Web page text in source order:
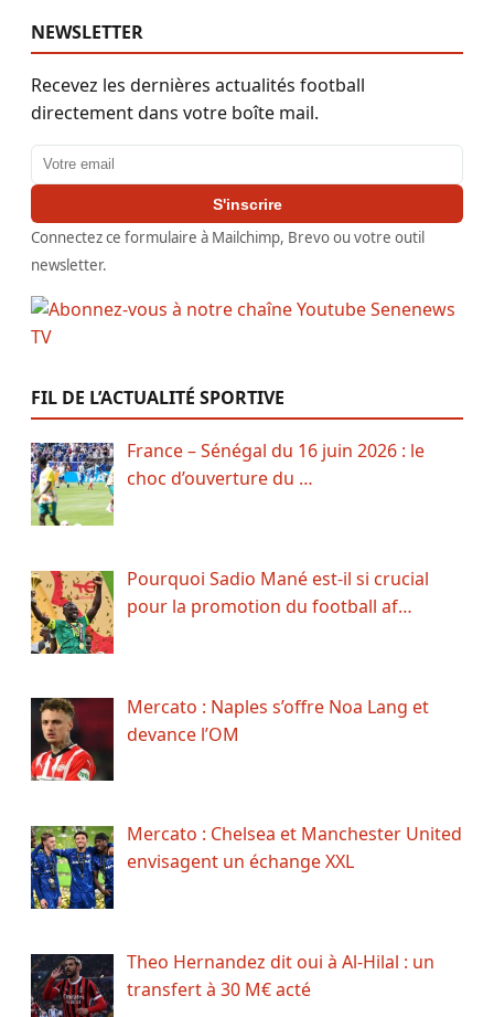
NEWSLETTER
Recevez les dernières actualités football
directement dans votre boîte mail.
Adresse email
S'inscrire
Connectez ce formulaire à Mailchimp, Brevo ou votre outil
newsletter.
FIL DE L’ACTUALITÉ SPORTIVE
France – Sénégal du 16 juin 2026 : le
choc d’ouverture du …
Pourquoi Sadio Mané est-il si crucial
pour la promotion du football af…
Mercato : Naples s’offre Noa Lang et
devance l’OM
Mercato : Chelsea et Manchester United
envisagent un échange XXL
Theo Hernandez dit oui à Al-Hilal : un
transfert à 30 M€ acté